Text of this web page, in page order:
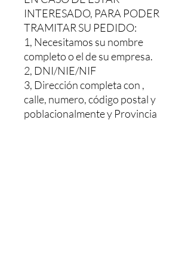
INTERESADO, PARA PODER
TRAMITAR SU PEDIDO:
1, Necesitamos su nombre
completo o el de su empresa.
2, DNI/NIE/NIF
3, Dirección completa con ,
calle, numero, código postal y
poblacionalmente y Provincia